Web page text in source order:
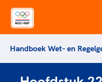
Over NOC*NSF
Handboek Wet- en